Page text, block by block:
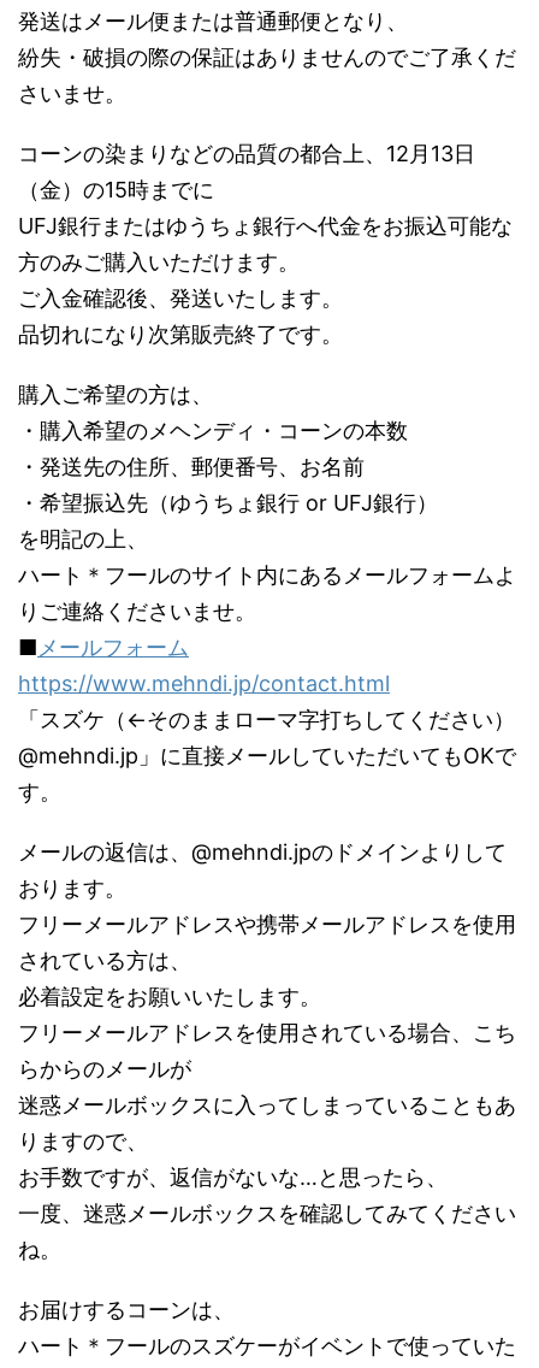
発送はメール便または普通郵便となり、
紛失・破損の際の保証はありませんのでご了承くだ
さいませ。
コーンの染まりなどの品質の都合上、12月13日
（金）の15時までに
UFJ銀行またはゆうちょ銀行へ代金をお振込可能な
方のみご購入いただけます。
ご入金確認後、発送いたします。
品切れになり次第販売終了です。
購入ご希望の方は、
・購入希望のメヘンディ・コーンの本数
・発送先の住所、郵便番号、お名前
・希望振込先（ゆうちょ銀行 or UFJ銀行）
を明記の上、
ハート＊フールのサイト内にあるメールフォームよ
りご連絡くださいませ。
■メールフォーム
https://www.mehndi.jp/contact.html
「スズケ（←そのままローマ字打ちしてください）
@mehndi.jp」に直接メールしていただいてもOKで
す。
メールの返信は、@mehndi.jpのドメインよりして
おります。
フリーメールアドレスや携帯メールアドレスを使用
されている方は、
必着設定をお願いいたします。
フリーメールアドレスを使用されている場合、こち
らからのメールが
迷惑メールボックスに入ってしまっていることもあ
りますので、
お手数ですが、返信がないな…と思ったら、
一度、迷惑メールボックスを確認してみてください
ね。
お届けするコーンは、
ハート＊フールのスズケーがイベントで使っていた